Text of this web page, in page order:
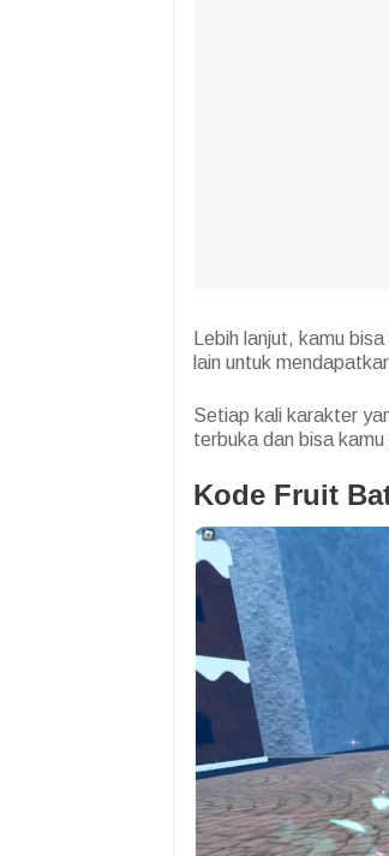
Lebih lanjut, kamu
lain untuk
Setiap kali karakter
terbuka dan bisa
Kode Fruit